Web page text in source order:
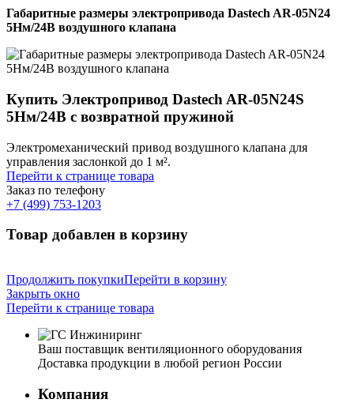
Габаритные размеры электропривода Dastech AR-05N24
5Нм/24В воздушного клапана
Купить Электропривод Dastech AR-05N24S
5Нм/24В с возвратной пружиной
Электромеханический привод воздушного клапана для
управления заслонкой до 1 м².
Перейти к странице товара
Заказ по телефону
+7 (499) 753-1203
Товар добавлен в корзину
Продолжить покупкиПерейти в корзину
Закрыть окно
Перейти к странице товара
Ваш поставщик вентиляционного оборудования
Доставка продукции в любой регион России
Компания